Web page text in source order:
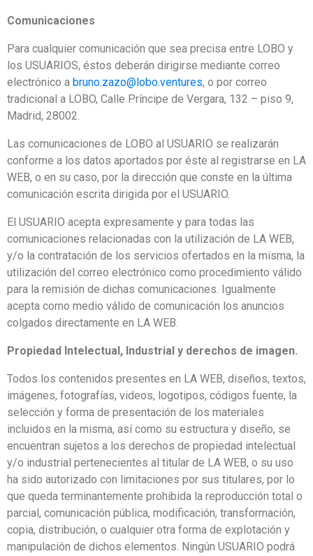
Comunicaciones
Para cualquier comunicación que sea precisa entre LOBO y
los USUARIOS, éstos deberán dirigirse mediante correo
electrónico a bruno.zazo@lobo.ventures, o por correo
tradicional a LOBO, Calle Príncipe de Vergara, 132 – piso 9,
Madrid, 28002.
Las comunicaciones de LOBO al USUARIO se realizarán
conforme a los datos aportados por éste al registrarse en LA
WEB, o en su caso, por la dirección que conste en la última
comunicación escrita dirigida por el USUARIO.
El USUARIO acepta expresamente y para todas las
comunicaciones relacionadas con la utilización de LA WEB,
y/o la contratación de los servicios ofertados en la misma, la
utilización del correo electrónico como procedimiento válido
para la remisión de dichas comunicaciones. Igualmente
acepta como medio válido de comunicación los anuncios
colgados directamente en LA WEB.
Propiedad Intelectual, Industrial y derechos de imagen.
Todos los contenidos presentes en LA WEB, diseños, textos,
imágenes, fotografías, videos, logotipos, códigos fuente, la
selección y forma de presentación de los materiales
incluidos en la misma, así como su estructura y diseño, se
encuentran sujetos a los derechos de propiedad intelectual
y/o industrial pertenecientes al titular de LA WEB, o su uso
ha sido autorizado con limitaciones por sus titulares, por lo
que queda terminantemente prohibida la reproducción total o
parcial, comunicación pública, modificación, transformación,
copia, distribución, o cualquier otra forma de explotación y
manipulación de dichos elementos. Ningún USUARIO podrá